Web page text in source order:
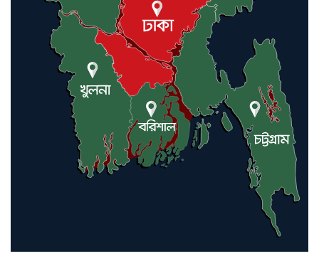
আন্তর্জাতিক মানবাধিকার সম্মেলনে
বিশেষ সম্মাননা পেলেন ফারুক খাঁন,
শ্রীমঙ্গলে সংবর্ধনা